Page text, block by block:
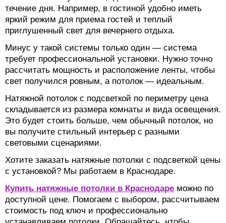
течение дня. Например, в гостиной удобно иметь
яркий режим для приема гостей и теплый
приглушенный свет для вечернего отдыха.
Минус у такой системы только один — система
требует профессиональной установки. Нужно точно
рассчитать мощность и расположение ленты, чтобы
свет получился ровным, а потолок — идеальным.
Натяжной потолок с подсветкой по периметру цена
складывается из размера комнаты и вида освещения.
Это будет стоить больше, чем обычный потолок, но
вы получите стильный интерьер с разными
световыми сценариями.
Хотите заказать натяжные потолки с подсветкой цены
с установкой? Мы работаем в Краснодаре.
Купить натяжные потолки в Краснодаре можно по
доступной цене. Помогаем с выбором, рассчитываем
стоимость под ключ и профессионально